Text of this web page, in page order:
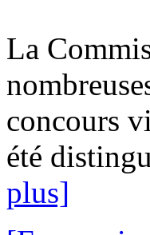
La
concours
été
plus]